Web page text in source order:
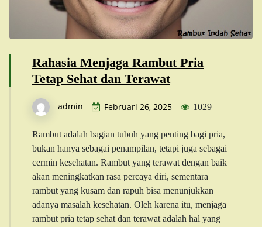
Rahasia Menjaga Rambut Pria
Tetap Sehat dan Terawat
admin Februari 26, 2025 1029
Rambut adalah bagian tubuh yang penting bagi pria,
bukan hanya sebagai penampilan, tetapi juga sebagai
cermin kesehatan. Rambut yang terawat dengan baik
akan meningkatkan rasa percaya diri, sementara
rambut yang kusam dan rapuh bisa menunjukkan
adanya masalah kesehatan. Oleh karena itu, menjaga
rambut pria tetap sehat dan terawat adalah hal yang